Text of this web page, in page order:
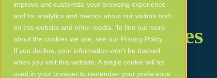
improve and customize your browsing experience
and for analytics and metrics about our visitors both
on this website and other media. To find out more
about the cookies we use, see our Privacy Policy.
If you decline, your information won’t be tracked
when you visit this website. A single cookie will be
used in your browser to remember your preference
Colocation pour les
entreprises